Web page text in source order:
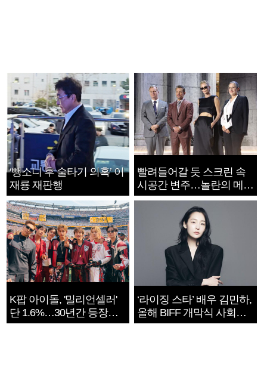
‘뺑소니 후 술타기 의혹’ 이
재룡 재판행
빨려들어갈 듯 스크린 속
시공간 변주…놀란의 메시
지는 ‘전쟁 속죄’
K팝 아이돌, '밀리언셀러'
단 1.6%…30년간 등장
1182개팀 전수조사
‘라이징 스타’ 배우 김민하,
올해 BIFF 개막식 사회자
확정